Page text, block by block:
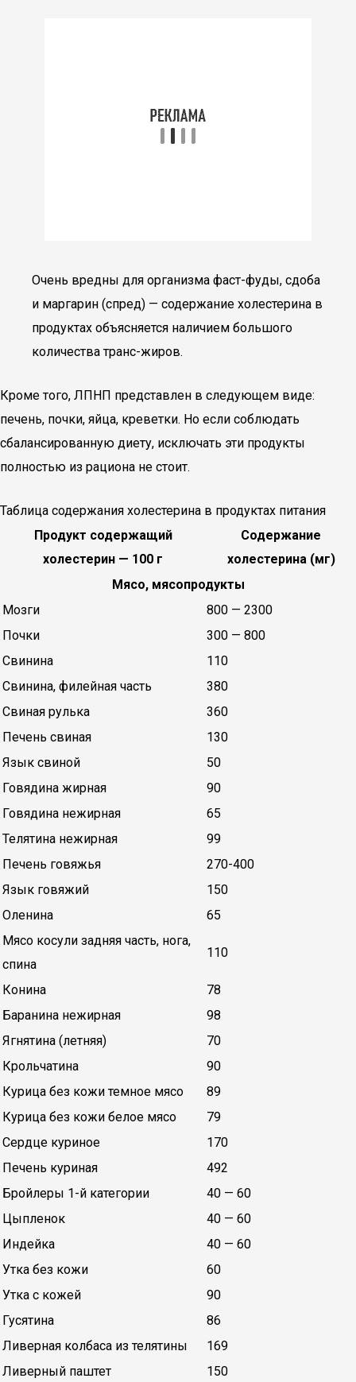
Очень вредны для организма фаст-фуды, сдоба
и маргарин (спред) — содержание холестерина в
продуктах объясняется наличием большого
количества транс-жиров.
Кроме того, ЛПНП представлен в следующем виде:
печень, почки, яйца, креветки. Но если соблюдать
сбалансированную диету, исключать эти продукты
полностью из рациона не стоит.
Таблица содержания холестерина в продуктах питания
Продукт содержащий
холестерин — 100 г
Содержание
холестерина (мг)
Мясо, мясопродукты
Мозги
800 — 2300
Почки
300 — 800
Свинина
110
Свинина, филейная часть
380
Свиная рулька
360
Печень свиная
130
Язык свиной
50
Говядина жирная
90
Говядина нежирная
65
Телятина нежирная
99
Печень говяжья
270-400
Язык говяжий
150
Оленина
65
Мясо косули задняя часть, нога,
спина
110
Конина
78
Баранина нежирная
98
Ягнятина (летняя)
70
Крольчатина
90
Курица без кожи темное мясо
89
Курица без кожи белое мясо
79
Сердце куриное
170
Печень куриная
492
Бройлеры 1-й категории
40 — 60
Цыпленок
40 — 60
Индейка
40 — 60
Утка без кожи
60
Утка с кожей
90
Гусятина
86
Ливерная колбаса из телятины
169
Ливерный паштет
150